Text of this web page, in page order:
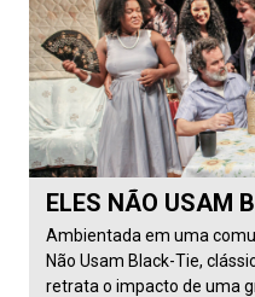
ELES NÃO USAM
Ambientada em uma
Não Usam Black-Tie,
retrata o impacto de uma